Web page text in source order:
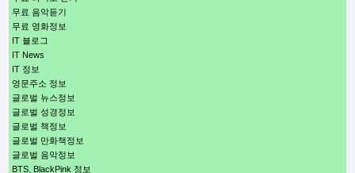
무료 음악듣기
무료 영화정보
IT 블로그
IT News
IT 정보
영문주소 정보
글로벌 뉴스정보
글로벌 성경정보
글로벌 책정보
글로벌 만화책정보
글로벌 음악정보
BTS, BlackPink 정보